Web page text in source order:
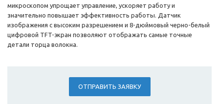
микроскопом упрощает управление, ускоряет работу и
значительно повышает эффективность работы. Датчик
изображения с высоким разрешением и 8-дюймовый черно-белый
цифровой TFT-экран позволяют отображать самые точные
детали торца волокна.
ОТПРАВИТЬ ЗАЯВКУ